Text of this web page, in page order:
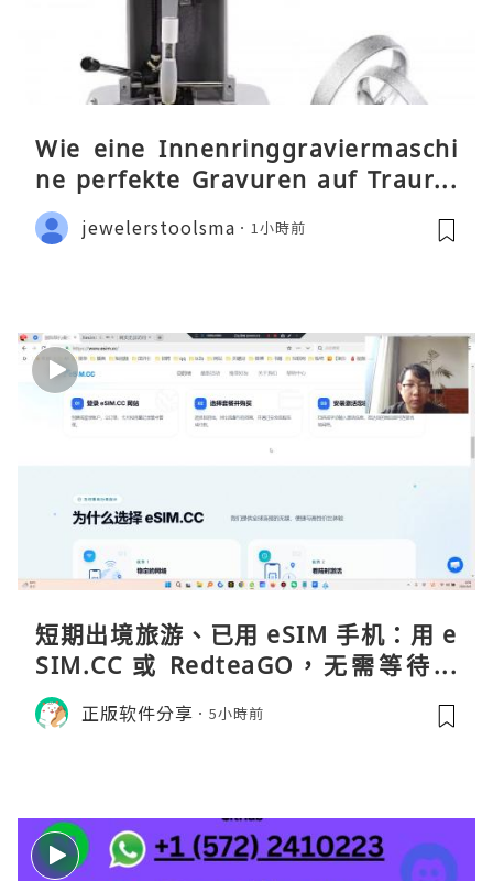
Wie eine Innenringgraviermaschi
ne perfekte Gravuren auf Traurin
gen ermöglicht
jewelerstoolsma 1小時前
短期出境旅游、已用 eSIM 手机：用 e
SIM.CC 或 RedteaGO，无需等待收
货。需要“当地号码 + 通话短信”（如
打车、外卖、客户联络）：优先 Redt
正版软件分享 5小時前